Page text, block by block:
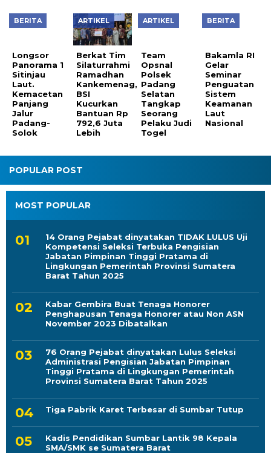
BERITA
Longsor
Laut.
Kemacetan
Panjang
Jalur
Padang-
Solok
ARTIKEL
Berkat Tim
Silaturrahmi
Ramadhan
Kankemenag,
BSI
Kucurkan
Bantuan Rp
792,6 Juta
Lebih
ARTIKEL
Team
Padang
Selatan
Tangkap
Seorang
Pelaku Judi
Togel
BERITA
Bakamla RI
Penguatan
Sistem
Keamanan
Laut
Nasional
POPULAR POST
MOST POPULAR
14 Orang Pejabat dinyatakan TIDAK LULUS Uji
Kompetensi Seleksi Terbuka Pengisian
Jabatan Pimpinan Tinggi Pratama di
Lingkungan Pemerintah Provinsi Sumatera
Barat Tahun 2025
Kabar Gembira Buat Tenaga Honorer
Penghapusan Tenaga Honorer atau Non ASN
November 2023 Dibatalkan
76 Orang Pejabat dinyatakan Lulus Seleksi
Administrasi Pengisian Jabatan Pimpinan
Tinggi Pratama di Lingkungan Pemerintah
Provinsi Sumatera Barat Tahun 2025
Tiga Pabrik Karet Terbesar di Sumbar Tutup
Kadis Pendidikan Sumbar Lantik 98 Kepala
SMA/SMK se Sumatera Barat